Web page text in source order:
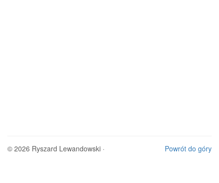
Powrót do góry
© 2026 Ryszard Lewandowski ·